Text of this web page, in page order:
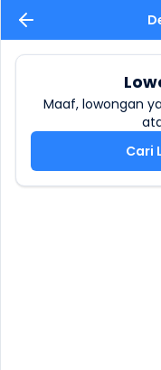
Maaf, lowongan
Cari